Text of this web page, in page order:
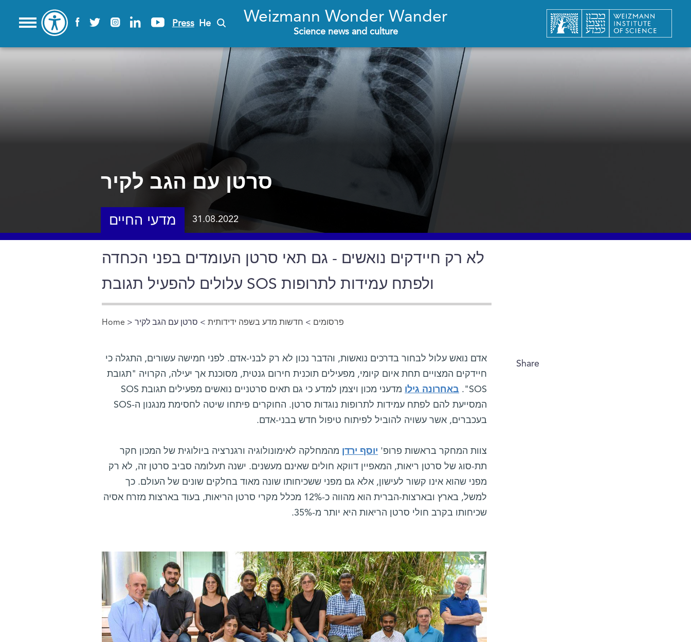
Press He Weizmann Wonder Wander
Science news and culture
סרטן עם הגב לקיר
מדעי החיים 31.08.2022
לא רק חיידקים נואשים - גם תאי סרטן העומדים בפני הכחדה
עלולים להפעיל תגובת SOS ולפתח עמידות לתרופות
You are here
Home > פרסומים > חדשות מדע בשפה ידידותית> סרטן עם הגב לקיר
Share
אדם נואש עלול לבחור בדרכים נואשות, והדבר נכון לא רק לבני-אדם. לפני חמישה עשורים, התגלה כי
חיידקים המצויים תחת איום קיומי, מפעילים תוכנית חירום גנטית, מסוכנת אך יעילה, הקרויה "תגובת
SOS".
באחרונה גילו
מדעני מכון ויצמן למדע כי גם תאים סרטניים נואשים מפעילים תגובת SOS
המסייעת להם לפתח עמידות לתרופות נוגדות סרטן. החוקרים פיתחו שיטה לחסימת מנגנון ה-SOS
בעכברים, אשר עשויה להוביל לפיתוח טיפול חדש בבני-אדם.
צוות המחקר בראשות פרופ' יוסף ירדן מהמחלקה לאימונולוגיה ורגנרציה ביולוגית של המכון חקר
תת-סוג של סרטן ריאות, המאפיין דווקא חולים שאינם מעשנים. ישנה תעלומה סביב סרטן זה, לא רק
מפני שהוא אינו קשור לעישון, אלא גם מפני ששכיחותו שונה מאוד בחלקים שונים של העולם. כך
למשל, בארץ ובארצות-הברית הוא מהווה כ-12% מכלל מקרי סרטן הריאות, בעוד בארצות מזרח אסיה
שכיחותו בקרב חולי סרטן הריאות היא יותר מ-35%.